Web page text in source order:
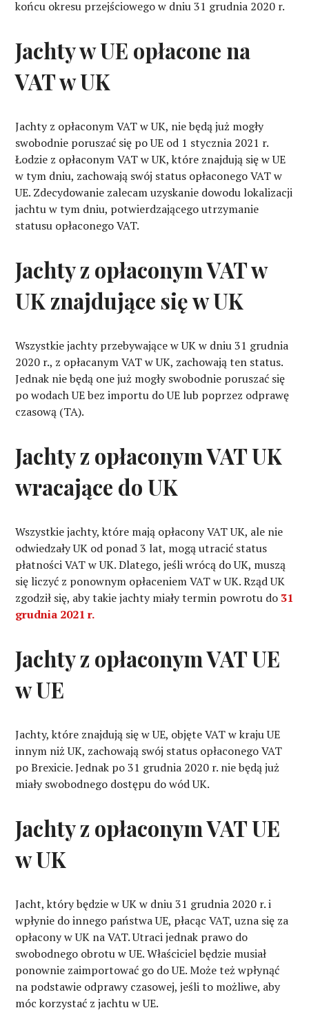
końcu okresu przejściowego w dniu 31 grudnia 2020 r.
Jachty w UE opłacone na
VAT w UK
Jachty z opłaconym VAT w UK, nie będą już mogły
swobodnie poruszać się po UE od 1 stycznia 2021 r.
Łodzie z opłaconym VAT w UK, które znajdują się w UE
w tym dniu, zachowają swój status opłaconego VAT w
UE. Zdecydowanie zalecam uzyskanie dowodu lokalizacji
jachtu w tym dniu, potwierdzającego utrzymanie
statusu opłaconego VAT.
Jachty z opłaconym VAT w
UK znajdujące się w UK
Wszystkie jachty przebywające w UK w dniu 31 grudnia
2020 r., z opłacanym VAT w UK, zachowają ten status.
Jednak nie będą one już mogły swobodnie poruszać się
po wodach UE bez importu do UE lub poprzez odprawę
czasową (TA).
Jachty z opłaconym VAT UK
wracające do UK
Wszystkie jachty, które mają opłacony VAT UK, ale nie
odwiedzały UK od ponad 3 lat, mogą utracić status
płatności VAT w UK. Dlatego, jeśli wrócą do UK, muszą
się liczyć z ponownym opłaceniem VAT w UK. Rząd UK
zgodził się, aby takie jachty miały termin powrotu do 31
grudnia 2021 r.
Jachty z opłaconym VAT UE
w UE
Jachty, które znajdują się w UE, objęte VAT w kraju UE
innym niż UK, zachowają swój status opłaconego VAT
po Brexicie. Jednak po 31 grudnia 2020 r. nie będą już
miały swobodnego dostępu do wód UK.
Jachty z opłaconym VAT UE
w UK
Jacht, który będzie w UK w dniu 31 grudnia 2020 r. i
wpłynie do innego państwa UE, płacąc VAT, uzna się za
opłacony w UK na VAT. Utraci jednak prawo do
swobodnego obrotu w UE. Właściciel będzie musiał
ponownie zaimportować go do UE. Może też wpłynąć
na podstawie odprawy czasowej, jeśli to możliwe, aby
móc korzystać z jachtu w UE.